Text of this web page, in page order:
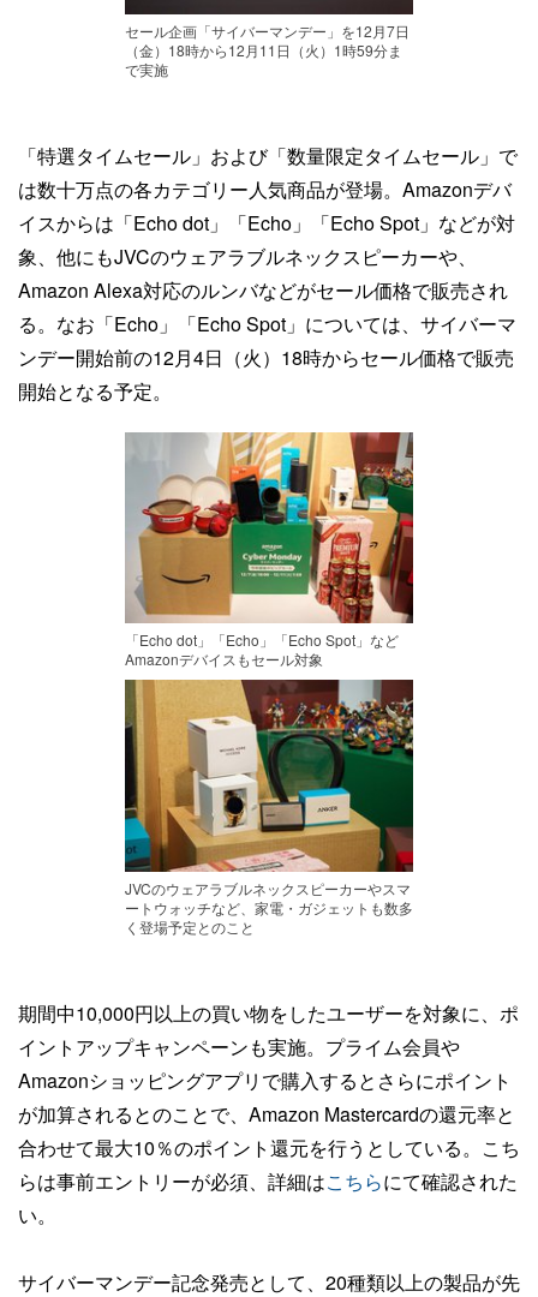
セール企画「サイバーマンデー」を12月7日
（金）18時から12月11日（火）1時59分ま
で実施
「特選タイムセール」および「数量限定タイムセール」で
は数十万点の各カテゴリー人気商品が登場。Amazonデバ
イスからは「Echo dot」「Echo」「Echo Spot」などが対
象、他にもJVCのウェアラブルネックスピーカーや、
Amazon Alexa対応のルンバなどがセール価格で販売され
る。なお「Echo」「Echo Spot」については、サイバーマ
ンデー開始前の12月4日（火）18時からセール価格で販売
開始となる予定。
「Echo dot」「Echo」「Echo Spot」など
Amazonデバイスもセール対象
JVCのウェアラブルネックスピーカーやスマ
ートウォッチなど、家電・ガジェットも数多
く登場予定とのこと
期間中10,000円以上の買い物をしたユーザーを対象に、ポ
イントアップキャンペーンも実施。プライム会員や
Amazonショッピングアプリで購入するとさらにポイント
が加算されるとのことで、Amazon Mastercardの還元率と
合わせて最大10％のポイント還元を行うとしている。こち
らは事前エントリーが必須、詳細はこちらにて確認された
い。
サイバーマンデー記念発売として、20種類以上の製品が先